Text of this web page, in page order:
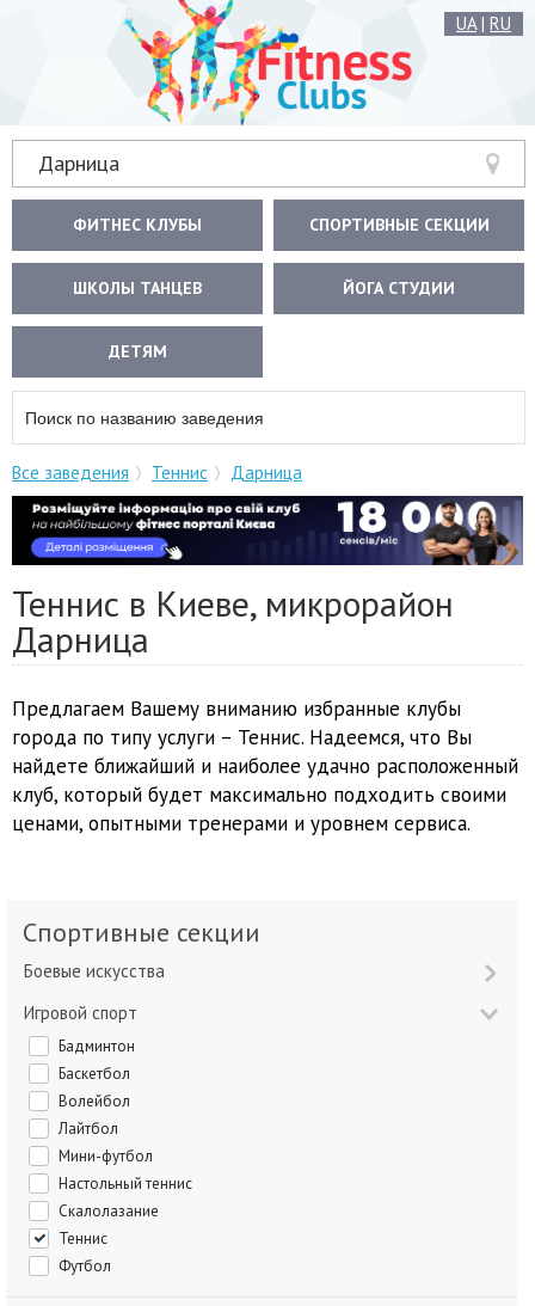
UA| RU
Дарница
ФИТНЕС КЛУБЫ СПОРТИВНЫЕ СЕКЦИИ
ШКОЛЫ ТАНЦЕВ ЙОГА СТУДИИ
ДЕТЯМ
Все заведения Теннис Дарница
Теннис в Киеве, микрорайон
Дарница
Предлагаем Вашему вниманию избранные клубы
города по типу услуги – Теннис. Надеемся, что Вы
найдете ближайший и наиболее удачно расположенный
клуб, который будет максимально подходить своими
ценами, опытными тренерами и уровнем сервиса.
Спортивные секции
Боевые искусства
Игровой спорт
Бадминтон
Баскетбол
Волейбол
Лайтбол
Мини-футбол
Настольный теннис
Скалолазание
Теннис
Футбол